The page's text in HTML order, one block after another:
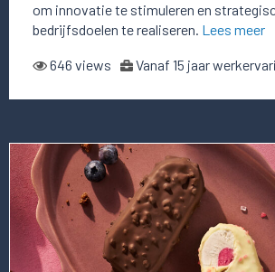
om innovatie te stimuleren en
bedrijfsdoelen te realiseren. Lees meer
646 views Vanaf 15 jaar
Lees
meer
over
deze
vacature
Chief